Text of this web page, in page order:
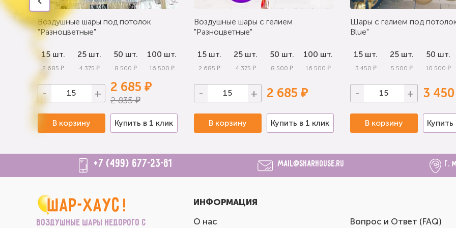
Воздушные шары под потолок
"Разноцветные"
15 шт.
2 685 ₽
25 шт.
4 375 ₽
50 шт.
8 500 ₽
100 шт.
16 500 ₽
- + 2 685 ₽
2 835 ₽
В корзину Купить в 1 клик
Воздушные шары с гелием
"Разноцветные"
15 шт.
2 685 ₽
25 шт.
4 375 ₽
50 шт.
8 500 ₽
100 шт.
16 500 ₽
- + 2 685 ₽
В корзину Купить в 1 клик
Шары с гелием под
Blue"
15 шт.
3 450 ₽
25 шт.
5 500 ₽
50 шт.
10 500 ₽
- + 3
В корзину Купить
+7 (499) 677-23-81 mail@sharhouse.ru г.
Воздушные шары недорого с
ИНФОРМАЦИЯ
О нас
Вопрос и Ответ (FAQ)